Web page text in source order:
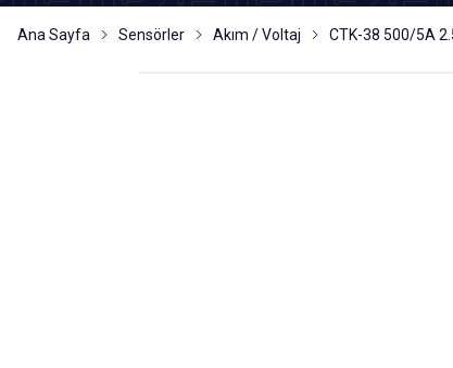
Ana Sayfa Sensörler Akım / Voltaj CTK-38 500/5A